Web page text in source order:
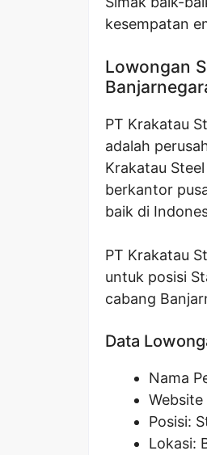
kesempatan
Lowongan
PT Krakatau
adalah
Krakatau
berkantor
baik di
PT Krakatau
untuk posisi
cabang
Data
Nama
Website
Posisi:
Lokasi: